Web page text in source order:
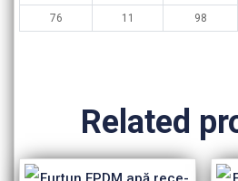
76 11 98
Related